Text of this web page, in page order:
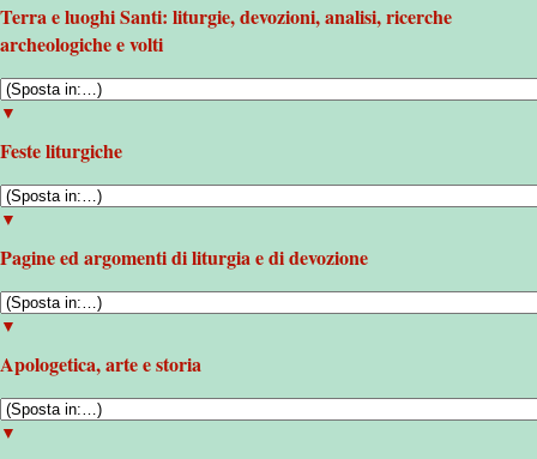
Terra e luoghi Santi: liturgie, devozioni, analisi, ricerche
archeologiche e volti
▼
Feste liturgiche
▼
Pagine ed argomenti di liturgia e di devozione
▼
Apologetica, arte e storia
▼